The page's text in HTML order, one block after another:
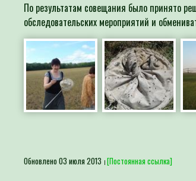
По результатам совещания было принято
обследовательских мероприятий и
Обновлено 03 июля 2013 [Постоянная ссылка]